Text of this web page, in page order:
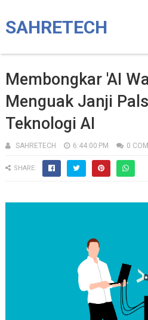
SAHRETECH
Membongkar 'AI
Menguak Janji
Teknologi AI
SAHRETECH 6:44:00 PM 0
SHARE: